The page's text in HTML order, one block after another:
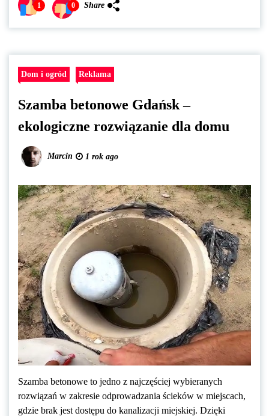
1 0 Share
Dom i ogród Reklama
Szamba betonowe Gdańsk –
ekologiczne rozwiązanie dla domu
Marcin 1 rok ago
Szamba betonowe to jedno z najczęściej wybieranych
rozwiązań w zakresie odprowadzania ścieków w miejscach,
gdzie brak jest dostępu do kanalizacji miejskiej. Dzięki